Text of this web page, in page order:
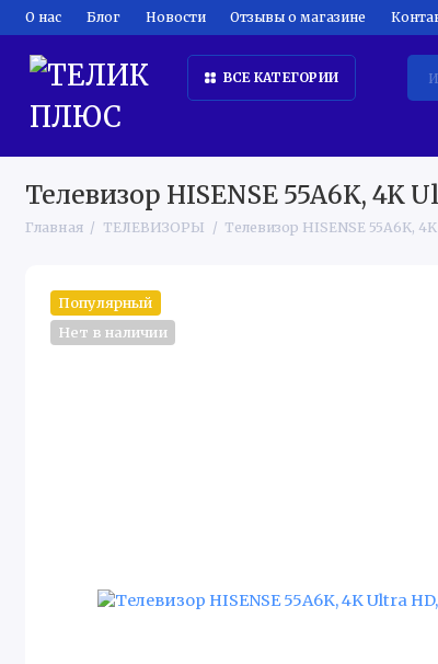
О нас Блог Новости Отзывы о магазине
ВСЕ КАТЕГОРИИ
ТЕЛЕВИЗОРЫ
Телевизор HISENSE 55A6K,
Главная ТЕЛЕВИЗОРЫ Телевизор HISENSE 55A6K,
Популярный
Нет в наличии